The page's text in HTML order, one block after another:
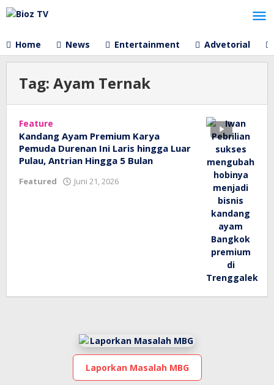
Lewati
ke
Home
News Entertainment Advetorial
Tag: Ayam Ternak
Feature
Kandang Ayam Premium Karya
Pemuda Durenan Ini Laris hingga Luar
Pulau, Antrian Hingga 5 Bulan
Featured Juni 21, 2026
Laporkan Masalah MBG